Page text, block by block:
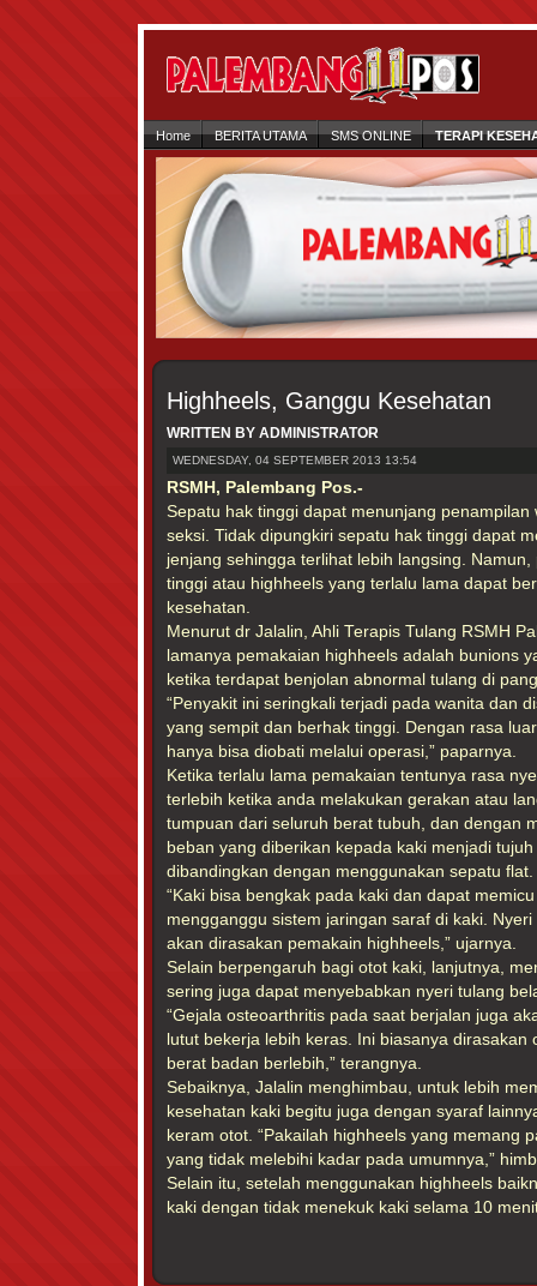
Home BERITA UTAMA SMS ONLINE TERAPI
Highheels, Ganggu Kesehatan
WRITTEN BY ADMINISTRATOR
WEDNESDAY, 04 SEPTEMBER 2013 13:54
RSMH, Palembang Pos.-
Sepatu hak tinggi dapat menunjang penampilan
seksi. Tidak dipungkiri sepatu hak tinggi dapat
jenjang sehingga terlihat lebih langsing.
tinggi atau highheels yang terlalu lama dapat
kesehatan.
Menurut dr Jalalin, Ahli Terapis Tulang RSMH
lamanya pemakaian highheels adalah bunions
ketika terdapat benjolan abnormal tulang di
“Penyakit ini seringkali terjadi pada wanita dan
yang sempit dan berhak tinggi. Dengan rasa
hanya bisa diobati melalui operasi,” paparnya.
Ketika terlalu lama pemakaian tentunya rasa
terlebih ketika anda melakukan gerakan atau
tumpuan dari seluruh berat tubuh, dan dengan
beban yang diberikan kepada kaki menjadi
dibandingkan dengan menggunakan sepatu flat.
“Kaki bisa bengkak pada kaki dan dapat
mengganggu sistem jaringan saraf di kaki.
akan dirasakan pemakain highheels,” ujarnya.
Selain berpengaruh bagi otot kaki, lanjutnya,
sering juga dapat menyebabkan nyeri tulang
“Gejala osteoarthritis pada saat berjalan juga
lutut bekerja lebih keras. Ini biasanya dirasakan
berat badan berlebih,” terangnya.
Sebaiknya, Jalalin menghimbau, untuk lebih
kesehatan kaki begitu juga dengan syaraf
keram otot. “Pakailah highheels yang memang
yang tidak melebihi kadar pada umumnya,”
Selain itu, setelah menggunakan highheels
kaki dengan tidak menekuk kaki selama 10